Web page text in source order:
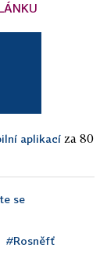
aplikací za 80
se
#Rosněfť